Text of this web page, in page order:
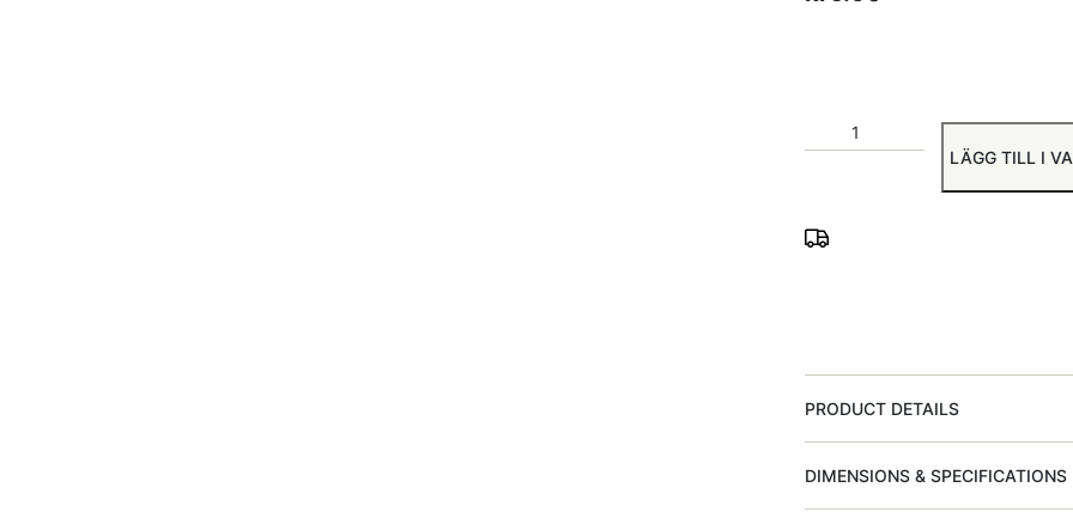
LÄGG TILL I
PRODUCT DETAILS
DIMENSIONS & SPECIFICATIONS